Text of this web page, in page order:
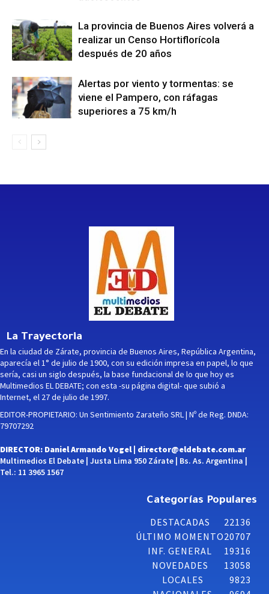
La provincia de Buenos Aires volverá a
realizar un Censo Hortiflorícola
después de 20 años
Alertas por viento y tormentas: se
viene el Pampero, con ráfagas
superiores a 75 km/h
La Trayectoria
En la ciudad de Zárate, provincia de Buenos Aires, República Argentina,
aparecía el 1° de julio de 1900, con su edición impresa en papel, lo que
sería, casi un siglo después, la base fundacional de lo que hoy es
Multimedios EL DEBATE; con esta -su página digital- que subió a
Internet, el 27 de julio de 1997.
EDITOR-PROPIETARIO: Un Sentimiento Zarateño SRL | Nº de Reg. DNDA:
79707292
DIRECTOR: Daniel Armando Vogel | director@eldebate.com.ar
Multimedios El Debate | Justa Lima 950 Zárate | Bs. As. Argentina |
Tel.: 11 3965 1567
Categorías Populares
DESTACADAS
22136
ÚLTIMO MOMENTO20707
INF. GENERAL
19316
NOVEDADES
13058
LOCALES
9823